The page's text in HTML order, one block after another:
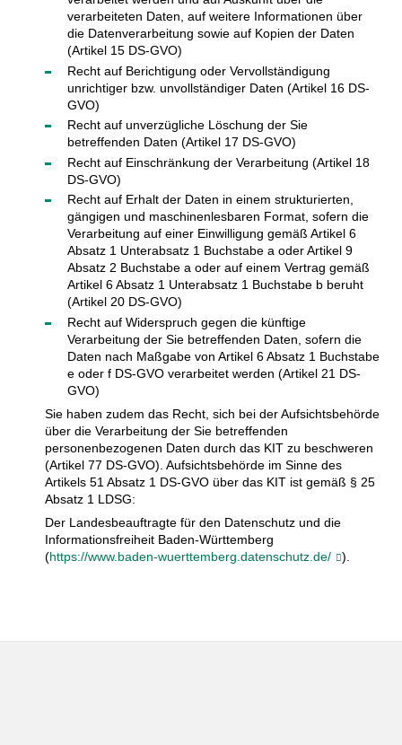
verarbeiteten Daten, auf weitere Informationen über
die Datenverarbeitung sowie auf Kopien der Daten
(Artikel 15 DS-GVO)
Recht auf Berichtigung oder Vervollständigung
unrichtiger bzw. unvollständiger Daten (Artikel 16 DS-
GVO)
Recht auf unverzügliche Löschung der Sie
betreffenden Daten (Artikel 17 DS-GVO)
Recht auf Einschränkung der Verarbeitung (Artikel 18
DS-GVO)
Recht auf Erhalt der Daten in einem strukturierten,
gängigen und maschinenlesbaren Format, sofern die
Verarbeitung auf einer Einwilligung gemäß Artikel 6
Absatz 1 Unterabsatz 1 Buchstabe a oder Artikel 9
Absatz 2 Buchstabe a oder auf einem Vertrag gemäß
Artikel 6 Absatz 1 Unterabsatz 1 Buchstabe b beruht
(Artikel 20 DS-GVO)
Recht auf Widerspruch gegen die künftige
Verarbeitung der Sie betreffenden Daten, sofern die
Daten nach Maßgabe von Artikel 6 Absatz 1 Buchstabe
e oder f DS-GVO verarbeitet werden (Artikel 21 DS-
GVO)
Sie haben zudem das Recht, sich bei der Aufsichtsbehörde
über die Verarbeitung der Sie betreffenden
personenbezogenen Daten durch das KIT zu beschweren
(Artikel 77 DS-GVO). Aufsichtsbehörde im Sinne des
Artikels 51 Absatz 1 DS-GVO über das KIT ist gemäß § 25
Absatz 1 LDSG:
Der Landesbeauftragte für den Datenschutz und die
Informationsfreiheit Baden-Württemberg
(https://www.baden-wuerttemberg.datenschutz.de/ ).